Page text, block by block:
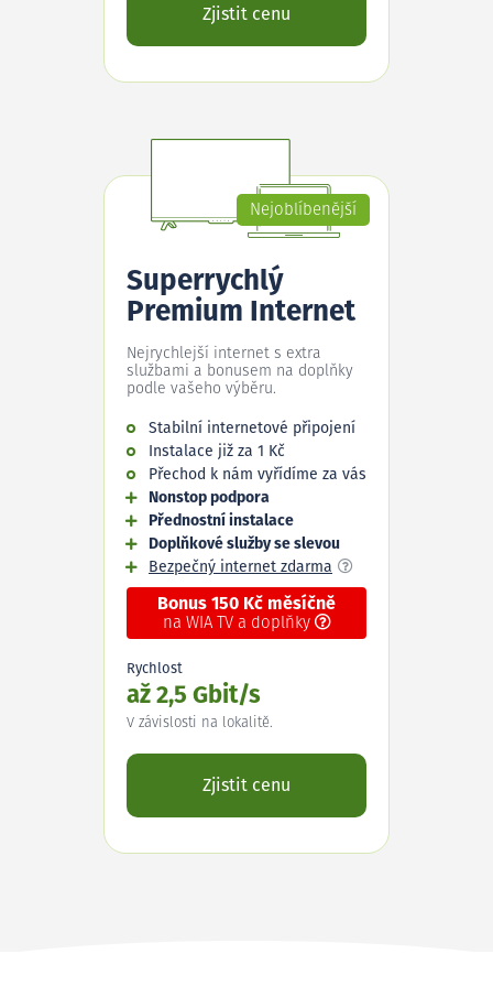
Zjistit cenu
Nejoblíbenější
Superrychlý
Premium Internet
Nejrychlejší internet s extra
službami a bonusem na doplňky
podle vašeho výběru.
Stabilní internetové připojení
Instalace již za 1 Kč
Přechod k nám vyřídíme za vás
Nonstop podpora
Přednostní instalace
Doplňkové služby se slevou
Bezpečný internet zdarma
Bonus 150 Kč měsíčně
na WIA TV a doplňky
Rychlost
až 2,5 Gbit/s
V závislosti na lokalitě.
Zjistit cenu